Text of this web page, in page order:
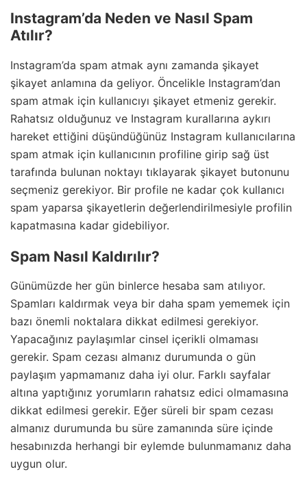
Instagram’da Neden ve Nasıl Spam
Atılır?
Instagram’da spam atmak aynı zamanda şikayet
şikayet anlamına da geliyor. Öncelikle Instagram’dan
spam atmak için kullanıcıyı şikayet etmeniz gerekir.
Rahatsız olduğunuz ve Instagram kurallarına aykırı
hareket ettiğini düşündüğünüz Instagram kullanıcılarına
spam atmak için kullanıcının profiline girip sağ üst
tarafında bulunan noktayı tıklayarak şikayet butonunu
seçmeniz gerekiyor. Bir profile ne kadar çok kullanıcı
spam yaparsa şikayetlerin değerlendirilmesiyle profilin
kapatmasına kadar gidebiliyor.
Spam Nasıl Kaldırılır?
Günümüzde her gün binlerce hesaba sam atılıyor.
Spamları kaldırmak veya bir daha spam yememek için
bazı önemli noktalara dikkat edilmesi gerekiyor.
Yapacağınız paylaşımlar cinsel içerikli olmaması
gerekir. Spam cezası almanız durumunda o gün
paylaşım yapmamanız daha iyi olur. Farklı sayfalar
altına yaptığınız yorumların rahatsız edici olmamasına
dikkat edilmesi gerekir. Eğer süreli bir spam cezası
almanız durumunda bu süre zamanında süre içinde
hesabınızda herhangi bir eylemde bulunmamanız daha
uygun olur.